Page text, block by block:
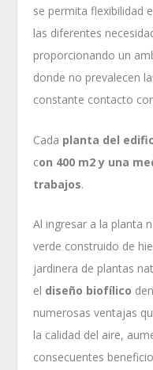
se permita flexibilidad
las diferentes
proporcionando un
donde no prevalecen
constante contacto
Cada planta del
con 400 m2 y una
trabajos.
Al ingresar a la planta
verde construido de
jardinera de plantas
el diseño biofílico
numerosas ventajas
la calidad del aire,
consecuentes